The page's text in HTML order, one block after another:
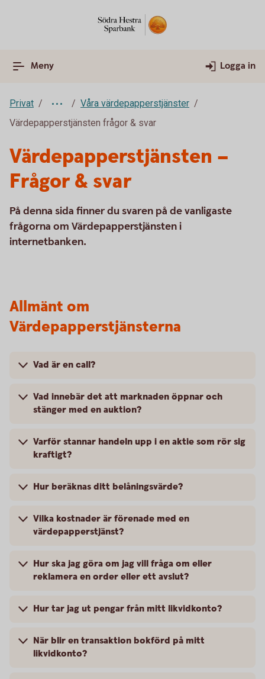
Meny Logga in
Privat
Våra värdepapperstjänster
Värdepapperstjänsten frågor & svar
Värdepapperstjänsten –
Frågor & svar
På denna sida finner du svaren på de vanligaste
frågorna om Värdepapperstjänsten i
internetbanken.
Allmänt om
Värdepapperstjänsterna
Vad är en call?
Vad innebär det att marknaden öppnar och
stänger med en auktion?
Varför stannar handeln upp i en aktie som rör sig
kraftigt?
Hur beräknas ditt belåningsvärde?
Vilka kostnader är förenade med en
värdepapperstjänst?
Hur ska jag göra om jag vill fråga om eller
reklamera en order eller ett avslut?
Hur tar jag ut pengar från mitt likvidkonto?
När blir en transaktion bokförd på mitt
likvidkonto?